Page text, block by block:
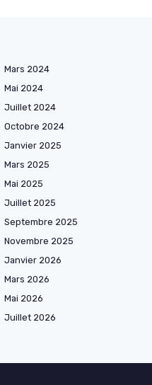
Mars 2024
Mai 2024
Juillet 2024
Octobre 2024
Janvier 2025
Mars 2025
Mai 2025
Juillet 2025
Septembre 2025
Novembre 2025
Janvier 2026
Mars 2026
Mai 2026
Juillet 2026